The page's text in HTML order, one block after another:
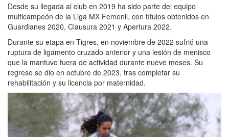
Desde su llegada al club en 2019 ha sido parte del equipo
multicampeón de la Liga MX Femenil, con títulos obtenidos en
Guardianes 2020, Clausura 2021 y Apertura 2022.
Durante su etapa en Tigres, en noviembre de 2022 sufrió una
ruptura de ligamento cruzado anterior y una lesión de menisco
que la mantuvo fuera de actividad durante nueve meses. Su
regreso se dio en octubre de 2023, tras completar su
rehabilitación y su licencia por maternidad.